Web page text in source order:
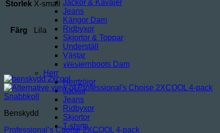
Jackor & Kavajer
Jeans
Kängor Dam
Ridbyxor
Skjortor & Toppar
Underställ
Västar
Westernboots Dam
Herr
Herrtröjor
Jackor
Jeans
Ridbyxor
Skjortor
T-shirts
Storlek X-small
Färg Lila
Relaterade produkter
Snabbkoll
Benskydd
Professional’s Choise 2XCOOL 4-pack